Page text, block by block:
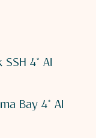
4* AI
Bay 4* AI